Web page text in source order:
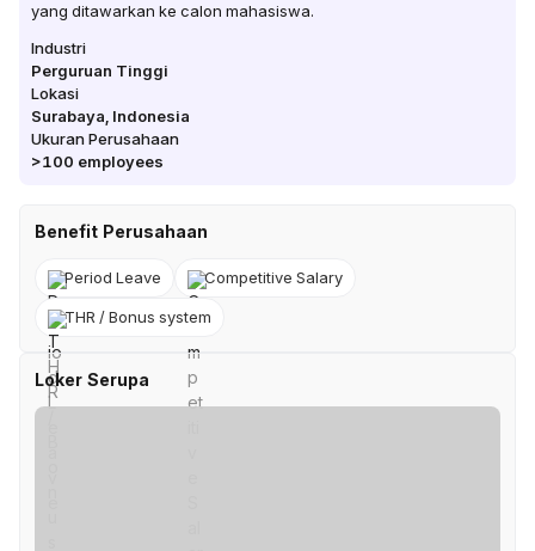
yang ditawarkan ke calon mahasiswa.
Industri
Perguruan Tinggi
Lokasi
Surabaya Indonesia
Ukuran Perusahaan
>100 employees
Benefit Perusahaan
Period Leave Competitive Salary
THR / Bonus system
Loker Serupa